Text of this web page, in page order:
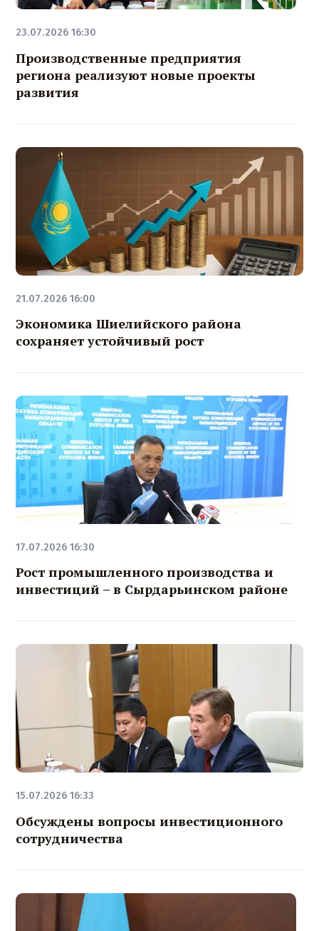
23.07.2026 16:30
Производственные предприятия
региона реализуют новые проекты
развития
21.07.2026 16:00
Экономика Шиелийского района
сохраняет устойчивый рост
17.07.2026 16:30
Рост промышленного производства и
инвестиций – в Сырдарьинском районе
15.07.2026 16:33
Обсуждены вопросы инвестиционного
сотрудничества